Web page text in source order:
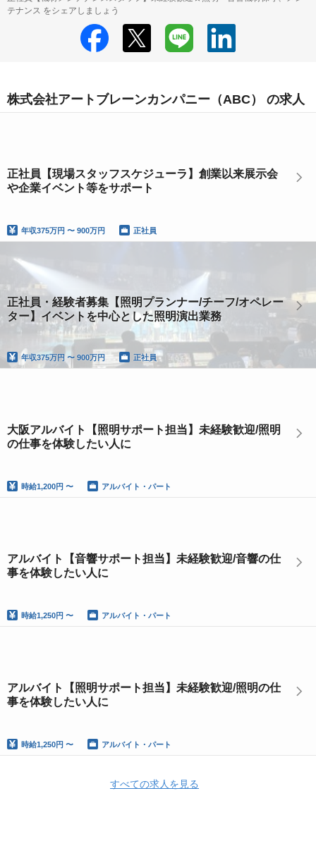
テナンス をシェアしましょう
株式会社アートブレーンカンパニー（ABC） の求人
正社員【現場スタッフスケジューラ】創業以来展示会
や企業イベント等をサポート
年収375万円 〜 900万円 正社員
正社員・経験者募集【照明プランナー/チーフ/オペレー
ター】イベントを中心とした照明演出業務
年収375万円 〜 900万円 正社員
大阪アルバイト【照明サポート担当】未経験歓迎/照明
の仕事を体験したい人に
時給1,200円 〜 アルバイト・パート
アルバイト【音響サポート担当】未経験歓迎/音響の仕
事を体験したい人に
時給1,250円 〜 アルバイト・パート
アルバイト【照明サポート担当】未経験歓迎/照明の仕
事を体験したい人に
時給1,250円 〜 アルバイト・パート
すべての求人を見る